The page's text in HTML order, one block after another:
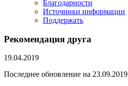
Благодарности
Источники информации
Поддержать
Рекомендация друга
19.04.2019
Последнее обновление на 23.09.2019